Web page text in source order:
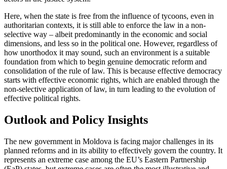
Here, when the state is free from the in­fluence of tycoons, even in
authoritarian contexts, it is still able to enforce the law in a non-
selective way – albeit predominantly in the economic and social
dimensions, and less so in the political one. However, regard­less of
how unorthodox it may sound, such an environment is a suitable
foundation from which to begin genuine democratic reform and
consolidation of the rule of law. This is because effective democracy
starts with effective economic rights, which are enabled through the
non-selective application of law, in turn leading to the evolution of
effective political rights.
Outlook and Policy Insights
The new government in Moldova is facing major challenges in its
planned reforms and in its ability to effectively govern the country. It
represents an extreme case among the EU’s Eastern Partnership